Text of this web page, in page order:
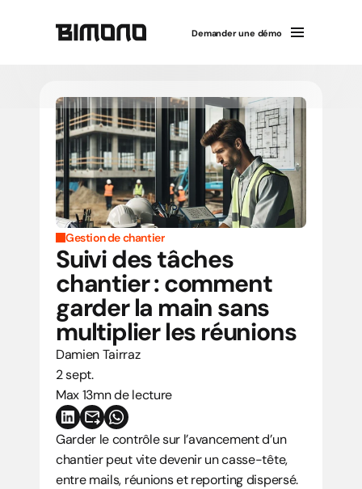
Demander une démo
Gestion de chantier
Suivi des tâches
chantier : comment
garder la main sans
multiplier les réunions
Damien Tairraz
2 sept.
Max 13mn de lecture
Garder le contrôle sur l’avancement d’un
chantier peut vite devenir un casse-tête,
entre mails, réunions et reporting dispersé.